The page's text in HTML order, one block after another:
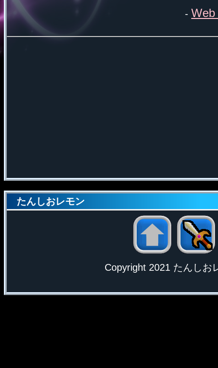
- Web
たんしおレモン
Copyright 2021 たんしお